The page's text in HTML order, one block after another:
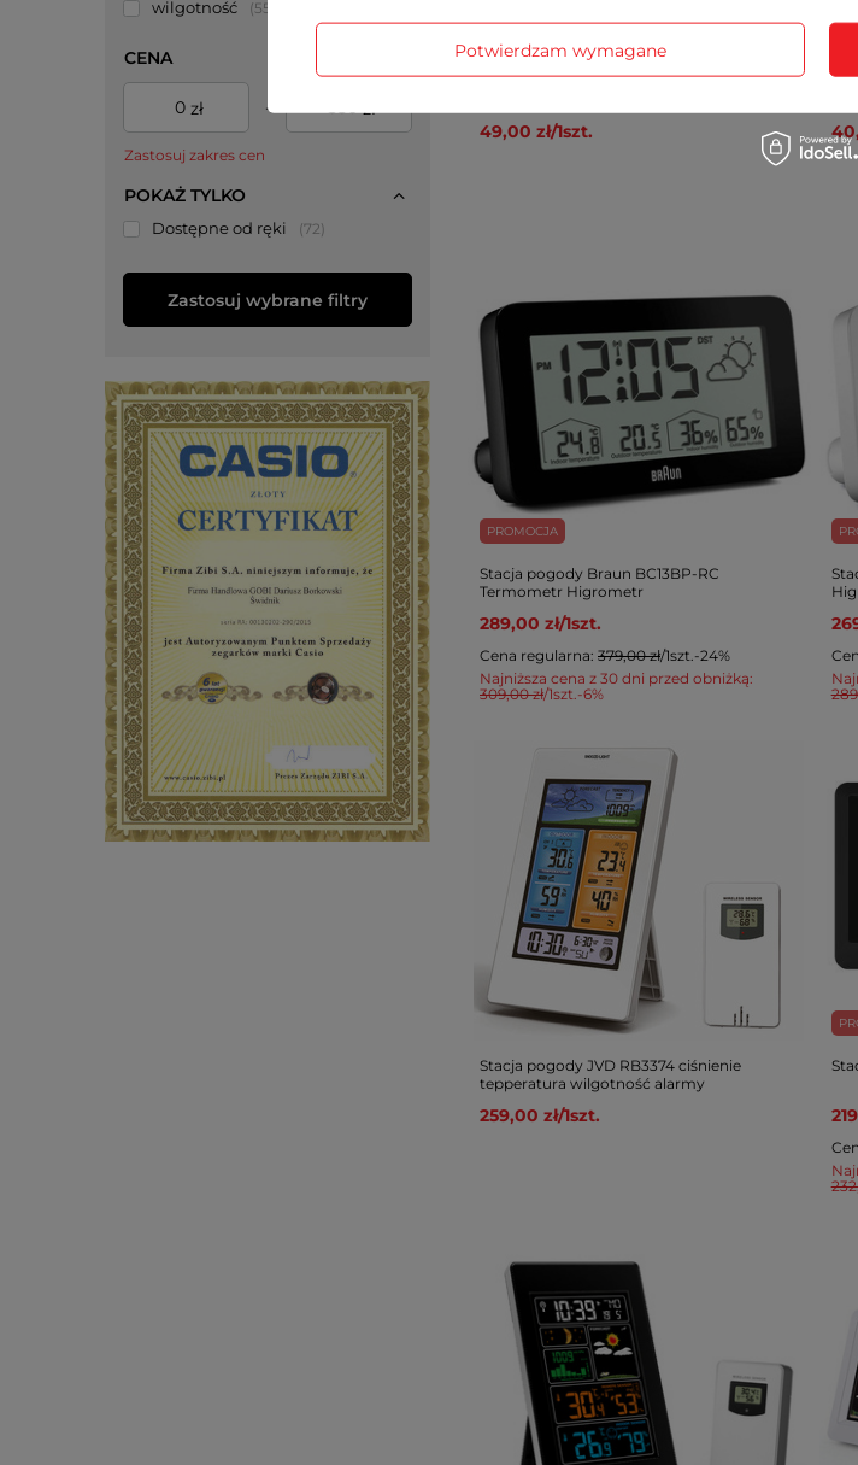
wilgotność 55
CENA
zł - zł
Zastosuj zakres cen
POKAŻ TYLKO
Dostępne od ręki 72
Zastosuj wybrane filtry
Sonda do RB3395
49,00 zł/1szt.
PROMOCJA
Stacja pogody Braun BC13BP-RC
Termometr Higrometr
289,00 zł/1szt.
Najniższa cena z 30 dni przed obniżką:
309,00 zł/1szt.-6%
Cena regularna: 379,00 zł/1szt.-24%
Stacja pogody JVD RB3374 ciśnienie
tepperatura wilgotność alarmy
259,00 zł/1szt.
Potwierdzam wymagane